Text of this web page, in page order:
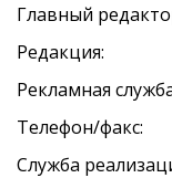
Главный
Редакция:
Рекламная
Телефон/факс:
Служба